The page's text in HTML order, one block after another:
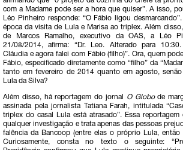
com a Madame pode ser a hora que quiser”. A isso,
Léo Pinheiro responde: “O Fábio ligou
época da visita de Lula e Marisa ao triplex. Além
de Marcos Ramalho, executivo da OAS, a Léo
21/08/2014, afirma: “Dr. Leo. Alterado para
Cláudia e agora falei com Fábio (filho)”. Ora, quem
Fábio, especificado diretamente como “filho” da
tanto em fevereiro de 2014 quanto em agosto,
Lula da Silva?
Além disso, há reportagem do jornal O Globode
assinada pela jornalista Tatiana Farah, intitulada
triplex do casal Lula está atrasado”. Essa reportagem
qualquer investigação e trata apenas das pessoas
falência da Bancoop (entre elas o próprio Lula, então
Curiosamente, consta no texto o seguinte: